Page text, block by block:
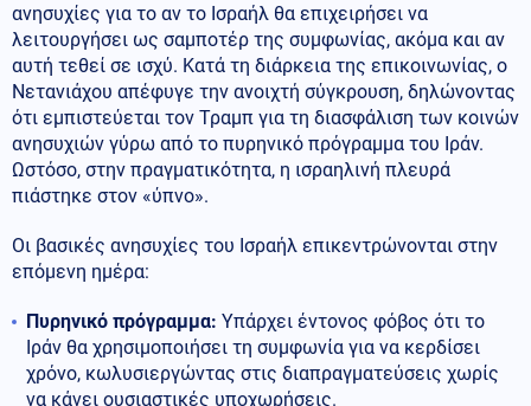
ανησυχίες για το αν το Ισραήλ θα επιχειρήσει να
λειτουργήσει ως σαμποτέρ της συμφωνίας, ακόμα και αν
αυτή τεθεί σε ισχύ. Κατά τη διάρκεια της επικοινωνίας, ο
Νετανιάχου απέφυγε την ανοιχτή σύγκρουση, δηλώνοντας
ότι εμπιστεύεται τον Τραμπ για τη διασφάλιση των κοινών
ανησυχιών γύρω από το πυρηνικό πρόγραμμα του Ιράν.
Ωστόσο, στην πραγματικότητα, η ισραηλινή πλευρά
πιάστηκε στον «ύπνο».
Οι βασικές ανησυχίες του Ισραήλ επικεντρώνονται στην
επόμενη ημέρα:
Πυρηνικό πρόγραμμα: Υπάρχει έντονος φόβος ότι το
Ιράν θα χρησιμοποιήσει τη συμφωνία για να κερδίσει
χρόνο, κωλυσιεργώντας στις διαπραγματεύσεις χωρίς
να κάνει ουσιαστικές υποχωρήσεις.